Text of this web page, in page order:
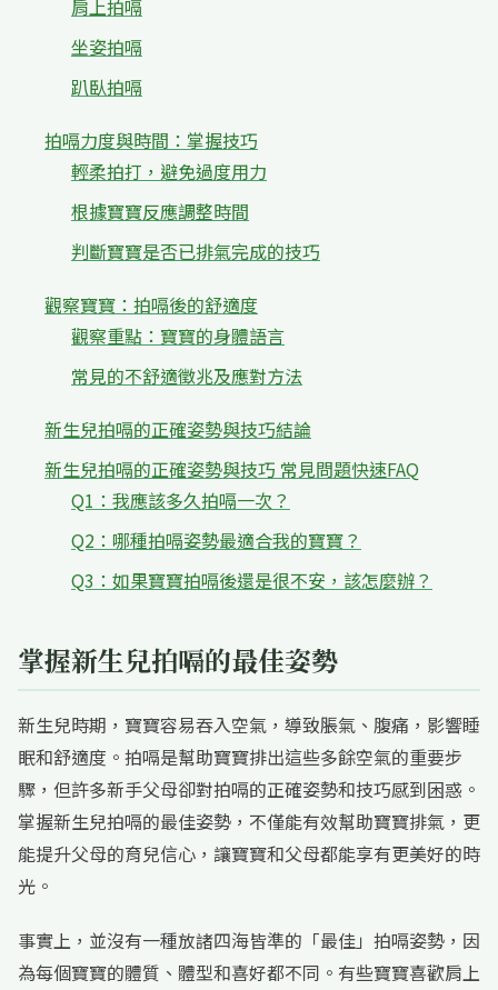
肩上拍嗝
坐姿拍嗝
趴臥拍嗝
拍嗝力度與時間：掌握技巧
輕柔拍打，避免過度用力
根據寶寶反應調整時間
判斷寶寶是否已排氣完成的技巧
觀察寶寶：拍嗝後的舒適度
觀察重點：寶寶的身體語言
常見的不舒適徵兆及應對方法
新生兒拍嗝的正確姿勢與技巧結論
新生兒拍嗝的正確姿勢與技巧 常見問題快速FAQ
Q1：我應該多久拍嗝一次？
Q2：哪種拍嗝姿勢最適合我的寶寶？
Q3：如果寶寶拍嗝後還是很不安，該怎麼辦？
掌握新生兒拍嗝的最佳姿勢
新生兒時期，寶寶容易吞入空氣，導致脹氣、腹痛，影響睡
眠和舒適度。拍嗝是幫助寶寶排出這些多餘空氣的重要步
驟，但許多新手父母卻對拍嗝的正確姿勢和技巧感到困惑。
掌握新生兒拍嗝的最佳姿勢，不僅能有效幫助寶寶排氣，更
能提升父母的育兒信心，讓寶寶和父母都能享有更美好的時
光。
事實上，並沒有一種放諸四海皆準的「最佳」拍嗝姿勢，因
為每個寶寶的體質、體型和喜好都不同。有些寶寶喜歡肩上